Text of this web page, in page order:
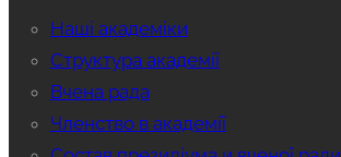
Наші академіки
Структура академії
Вчена рада
Членство в академії